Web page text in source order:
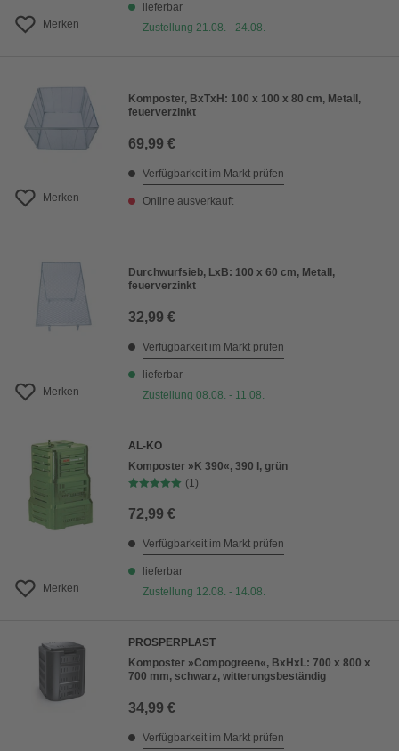
Merken
lieferbar
Zustellung 21.08. - 24.08.
Merken
Komposter, BxTxH: 100 x 100 x 80 cm, Metall,
feuerverzinkt
69,99 €
Verfügbarkeit im Markt prüfen
Online ausverkauft
Merken
Durchwurfsieb, LxB: 100 x 60 cm, Metall,
feuerverzinkt
32,99 €
Verfügbarkeit im Markt prüfen
lieferbar
Zustellung 08.08. - 11.08.
Merken
AL-KO
Komposter »K 390«, 390 l, grün
(1)
72,99 €
Verfügbarkeit im Markt prüfen
lieferbar
Zustellung 12.08. - 14.08.
PROSPERPLAST
Komposter »Compogreen«, BxHxL: 700 x 800 x
700 mm, schwarz, witterungsbeständig
34,99 €
Verfügbarkeit im Markt prüfen